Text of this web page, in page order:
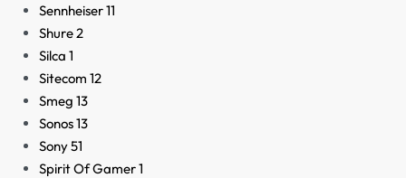
Sennheiser11
Shure2
Silca 1
Sitecom 12
Smeg 13
Sonos13
Sony51
Spirit Of Gamer1